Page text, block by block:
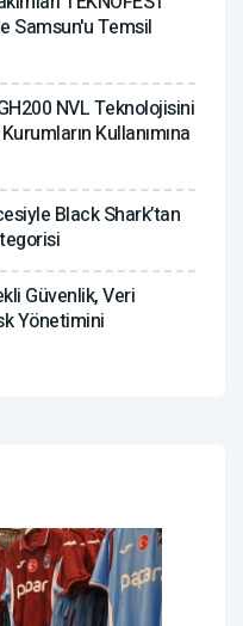
Samsun'u Temsil
NVL Teknolojisini
Kullanımına
Black Shark’tan
Güvenlik, Veri
Yönetimini